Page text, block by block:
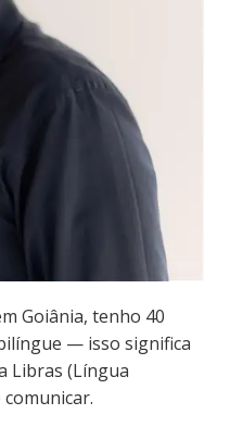
Goiânia, tenho 40
— isso significa
Libras (Língua